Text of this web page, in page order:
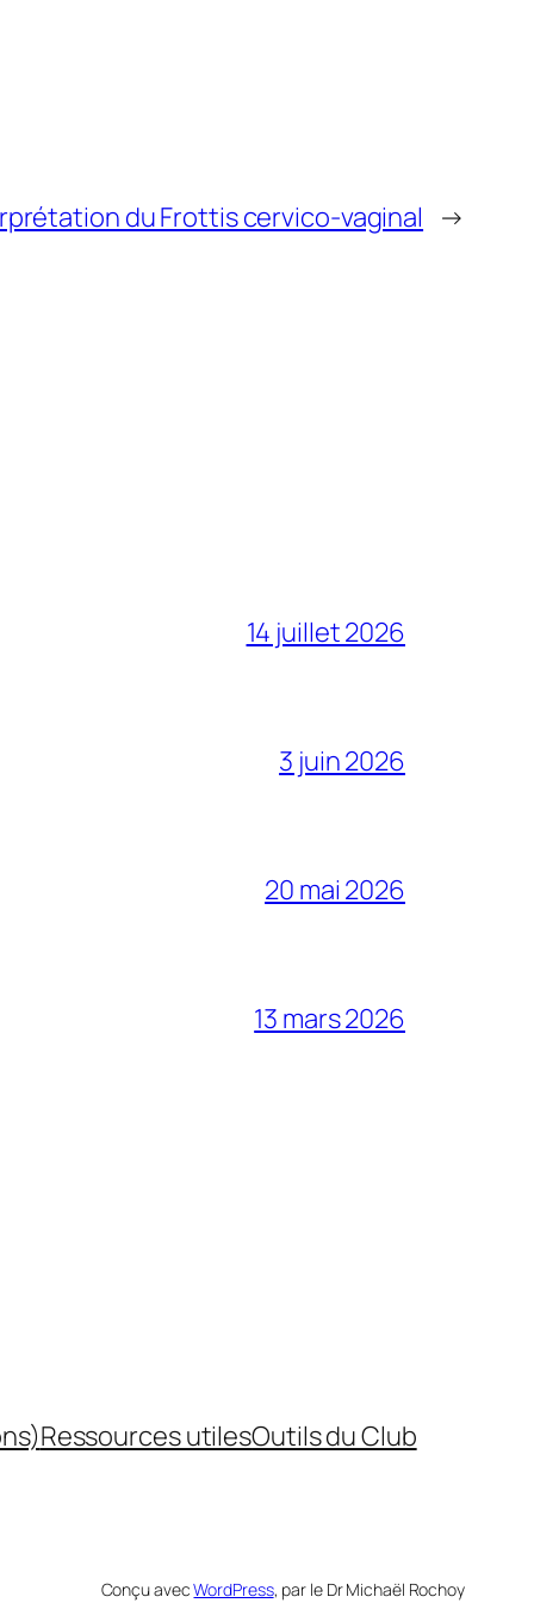
du Frottis cervico-vaginal →
14 juillet 2026
3 juin 2026
20 mai 2026
13 mars 2026
Ressources utilesOutils du Club
Conçu avecWordPress, par le Dr Michaël Rochoy